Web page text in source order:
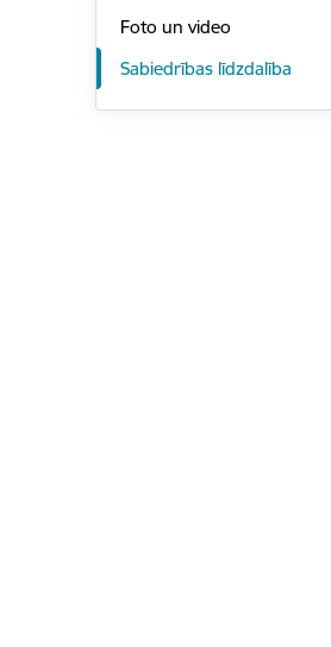
Foto un video
Sabiedrības līdzdalība